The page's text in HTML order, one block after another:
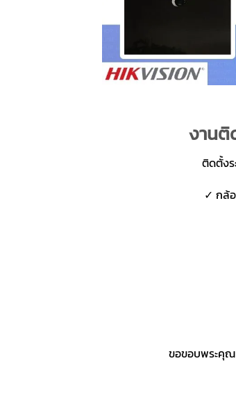
งานติ
ติดตั้ง
✓ กล้
ขอขอบพระคุณ